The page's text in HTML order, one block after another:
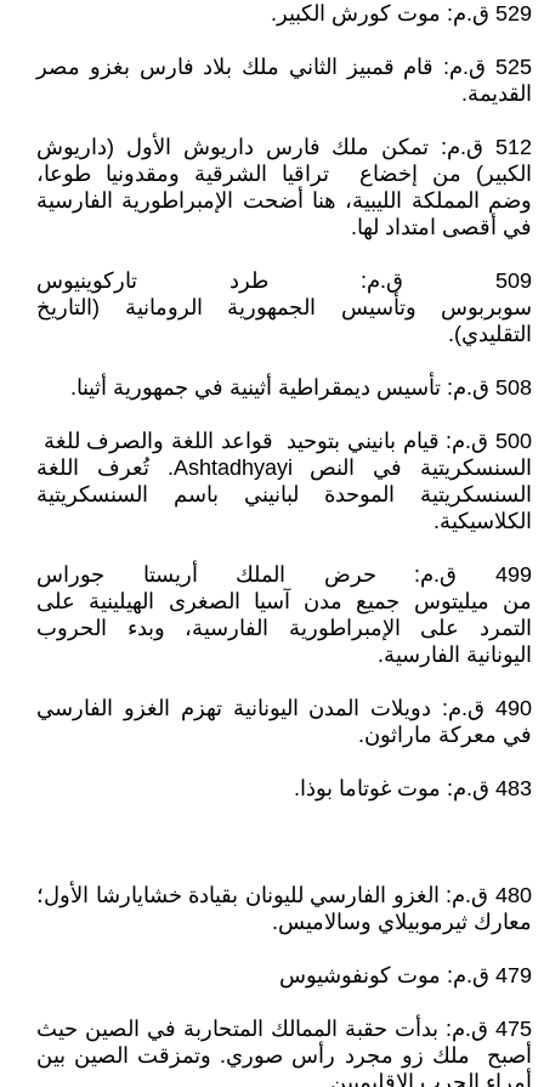
529 ق.م: موت كورش الكبير.
525 ق.م: قام قمبيز الثاني ملك بلاد فارس بغزو مصر
القديمة.
512 ق.م: تمكن ملك فارس داريوش الأول (داريوش
الكبير) من إخضاع تراقيا الشرقية ومقدونيا طوعا،
وضم المملكة الليبية، هنا أضحت الإمبراطورية الفارسية
في أقصى امتداد لها.
509 ق.م: طرد تاركوينيوس
سوبربوس وتأسيس الجمهورية الرومانية (التاريخ
التقليدي).
508 ق.م: تأسيس ديمقراطية أثينية في جمهورية أثينا.
500 ق.م: قيام بانيني بتوحيد قواعد اللغة والصرف للغة
السنسكريتية في النص Ashtadhyayi. تُعرف اللغة
السنسكريتية الموحدة لبانيني باسم السنسكريتية
الكلاسيكية.
499 ق.م: حرض الملك أريستا جوراس
من ميليتوس جميع مدن آسيا الصغرى الهيلينية على
التمرد على الإمبراطورية الفارسية، وبدء الحروب
اليونانية الفارسية.
490 ق.م: دويلات المدن اليونانية تهزم الغزو الفارسي
في معركة ماراثون.
483 ق.م: موت غوتاما بوذا.
480 ق.م: الغزو الفارسي لليونان بقيادة خشايارشا الأول؛
معارك ثيرموبيلاي وسالاميس.
479 ق.م: موت كونفوشيوس
475 ق.م: بدأت حقبة الممالك المتحاربة في الصين حيث
أصبح ملك زو مجرد رأس صوري. وتمزقت الصين بين